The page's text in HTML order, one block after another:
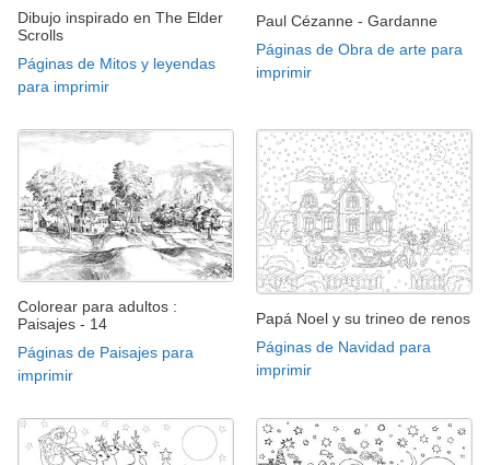
Dibujo inspirado en The Elder
Scrolls
Páginas de Mitos y leyendas
para imprimir
Paul Cézanne - Gardanne
Páginas de Obra de arte para
imprimir
Colorear para adultos :
Paisajes - 14
Páginas de Paisajes para
imprimir
Papá Noel y su trineo de renos
Páginas de Navidad para
imprimir